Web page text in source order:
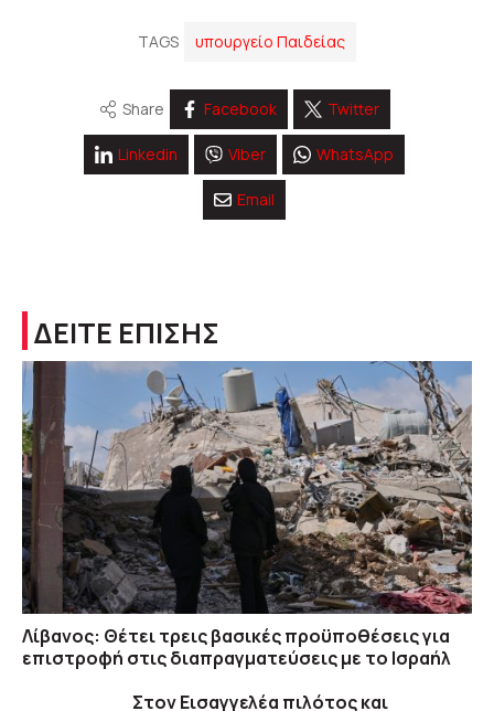
TAGS υπουργείο Παιδείας
Share Facebook Twitter
Linkedin Viber WhatsApp
Email
ΔΕΙΤΕ ΕΠΙΣΗΣ
Λίβανος: Θέτει τρεις βασικές προϋποθέσεις για
επιστροφή στις διαπραγματεύσεις με το Ισραήλ
Στον Εισαγγελέα πιλότος και